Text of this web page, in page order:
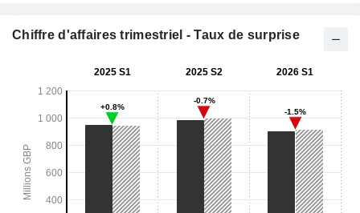
Chiffre d'affaires trimestriel - Taux de surprise